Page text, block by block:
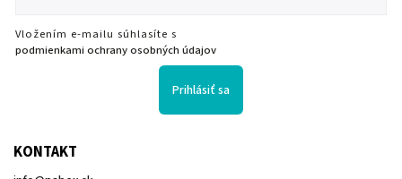
Vložením e-mailu súhlasíte s
podmienkami ochrany osobných údajov
Prihlásiť sa
KONTAKT